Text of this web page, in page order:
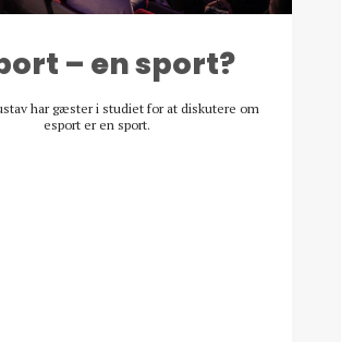
– en sport?
har gæster i studiet for at diskutere om
esport er en sport.